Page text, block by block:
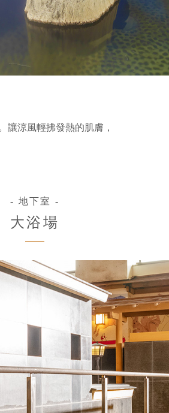
讓涼風輕拂發熱的肌膚，
- 地下室 -
大浴場